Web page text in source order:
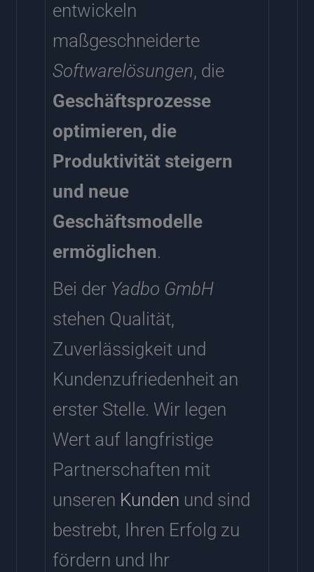
entwickeln
maßgeschneiderte
Softwarelösungen, die
Geschäftsprozesse
optimieren, die
Produktivität steigern
und neue
Geschäftsmodelle
ermöglichen.
Bei der Yadbo GmbH
stehen Qualität,
Zuverlässigkeit und
Kundenzufriedenheit an
erster Stelle. Wir legen
Wert auf langfristige
Partnerschaften mit
unseren Kunden und sind
bestrebt, Ihren Erfolg zu
fördern und Ihr